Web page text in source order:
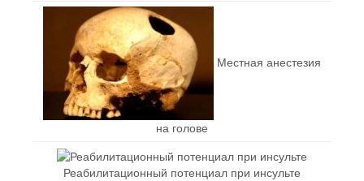
Местная анестезия
на голове
Реабилитационный потенциал при инсульте